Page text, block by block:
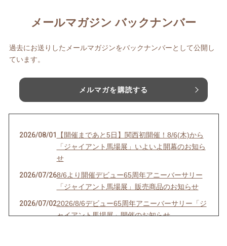
メールマガジン バックナンバー
過去にお送りしたメールマガジンをバックナンバーとして公開し
ています。
メルマガを購読する
2026/08/01
【開催まであと5日】関西初開催！8/6(木)から
「ジャイアント馬場展」いよいよ開幕のお知ら
せ
2026/07/268/6より開催デビュー65周年アニーバーサリー
「ジャイアント馬場展」販売商品のお知らせ
2026/07/022026/8/6デビュー65周年アニーバーサリー「ジ
ャイアント馬場展」開催のお知らせ